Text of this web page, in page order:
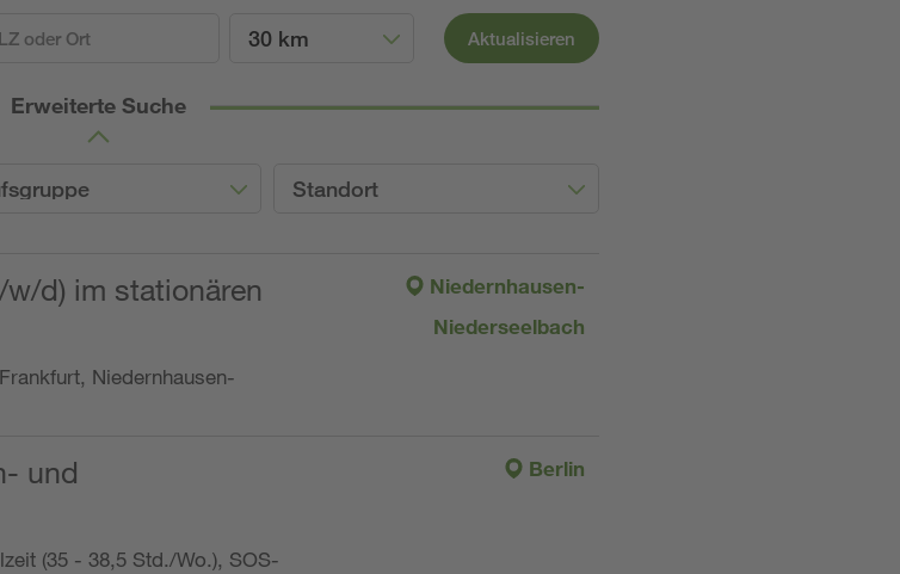
30 km Aktualisieren
Erweiterte Suche
Standort
d) im stationären
Niedernhausen-
Niedernhausen-
Niederseelbach
und
(35 - 38,5 Std./Wo.), SOS-
Berlin